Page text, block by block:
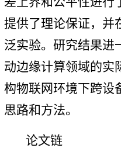
提供了理论保证，并
泛实验。研究结果进
动边缘计算领域的实
构物联网环境下跨设
思路和方法。
论文链